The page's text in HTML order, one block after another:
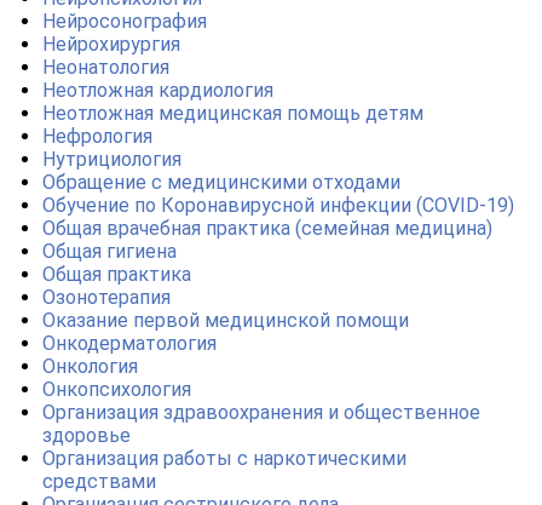
Нейросонография
Нейрохирургия
Неонатология
Неотложная кардиология
Неотложная медицинская помощь детям
Нефрология
Нутрициология
Обращение с медицинскими отходами
Обучение по Коронавирусной инфекции (COVID-19)
Общая врачебная практика (семейная медицина)
Общая гигиена
Общая практика
Озонотерапия
Оказание первой медицинской помощи
Онкодерматология
Онкология
Онкопсихология
Организация здравоохранения и общественное
здоровье
Организация работы с наркотическими
средствами
ChatApp
online
Мессенджеры
Свяжитесь с нами через любой удобный мессенджер!
Telegram WhatsApp
Vkontakte